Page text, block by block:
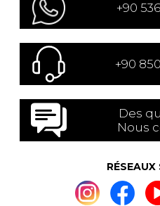
+90
+90
Des
Nous